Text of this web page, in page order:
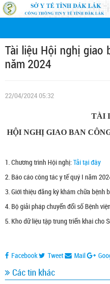
Tài liệu Hội nghị giao
năm 2024
22/04/2024 05:32
TÀI
HỘI NGHỊ GIAO BAN
1. Chương trình Hội nghị:Tải tại đây
2. Báo cáo công tác y tế quý I năm
3. Giới thiệu đăng ký khám chữa bệnh
4. Bộ giải pháp chuyển đổi số Bệnh
5. Kho dữ liệu tập trung triển khai cho
Facebook Tweet Mail
Các tin khác